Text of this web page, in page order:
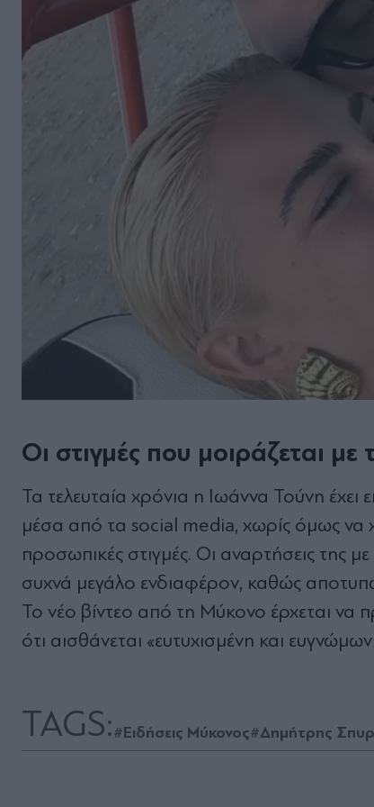
Οι στιγμές που μοιράζεται
Τα τελευταία χρόνια η Ιωάννα Τούνη έχει
μέσα από τα social media, χωρίς όμως να
προσωπικές στιγμές. Οι αναρτήσεις της
συχνά μεγάλο ενδιαφέρον, καθώς
Το νέο βίντεο από τη Μύκονο έρχεται να
ότι αισθάνεται «ευτυχισμένη και
TAGS:#Ειδήσεις Μύκονος#Δημήτρης